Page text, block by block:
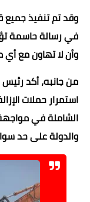
وقد تم تنفيذ جميع
في رسالة حاسمة
وأن لا تهاون مع أي
من جانبه، أكد
استمرار حملات
الشاملة في
والدولة على حد